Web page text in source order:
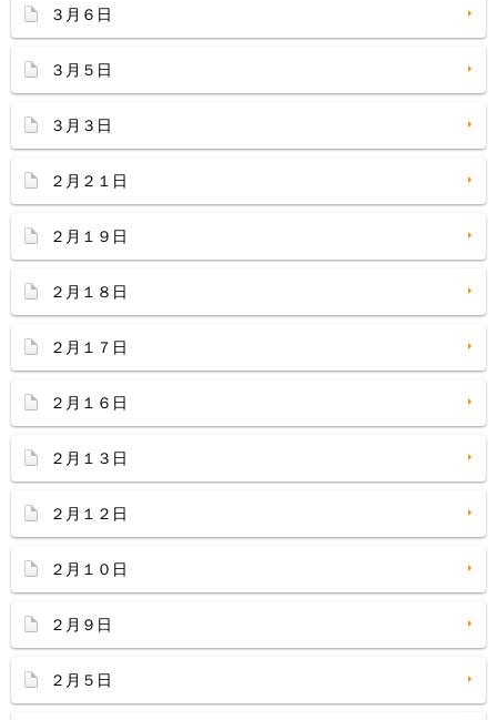
３月６日
３月５日
３月３日
２月２１日
２月１９日
２月１８日
２月１７日
２月１６日
２月１３日
２月１２日
２月１０日
２月９日
２月５日